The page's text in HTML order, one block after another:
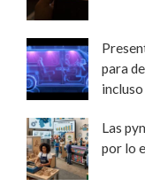
para
Las
por lo